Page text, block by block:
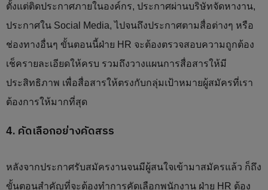
ตั้งแต่ติดประกาศภายในองค์กร, ประกาศผ่านบริษัทจัดหางาน,
ประกาศใน Social Media, ไปจนถึงประกาศตามสื่อต่างๆ หรือ
ช่องทางอื่นๆ ขั้นตอนนี้ฝ่าย HR จะต้องตรวจสอบความถูกต้อง
เช็ครายละเอียดให้ครบ รวมถึงวางแผนการสื่อสารให้มี
ประสิทธิภาพ เพื่อสื่อสารให้ตรงกับกลุ่มเป้าหมายผู้สมัครที่เรา
ต้องการให้มากที่สุด
4. คัดเลือกอย่างคัดสรร
หลังจากประกาศรับสมัครงานจนมีผู้สนใจเข้ามาสมัครแล้ว ก็ถึง
ขั้นตอนสำคัญที่จะต้องทำการคัดเลือกพนักงาน ฝ่าย HR ต้อง